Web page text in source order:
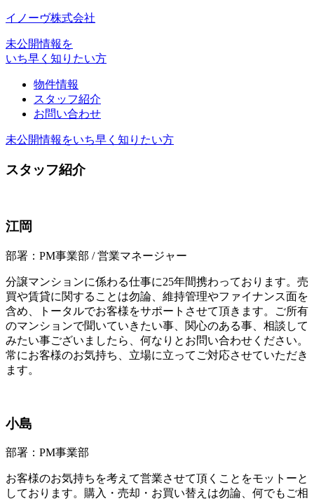
イノーヴ株式会社
未公開情報を
いち早く知りたい方
物件情報
スタッフ紹介
お問い合わせ
未公開情報をいち早く知りたい方
スタッフ紹介
江岡
部署：PM事業部 / 営業マネージャー
分譲マンションに係わる仕事に25年間携わっております。売
買や賃貸に関することは勿論、維持管理やファイナンス面を
含め、トータルでお客様をサポートさせて頂きます。ご所有
のマンションで聞いていきたい事、関心のある事、相談して
みたい事ございましたら、何なりとお問い合わせください。
常にお客様のお気持ち、立場に立ってご対応させていただき
ます。
小島
部署：PM事業部
お客様のお気持ちを考えて営業させて頂くことをモットーと
しております。購入・売却・お買い替えは勿論、何でもご相